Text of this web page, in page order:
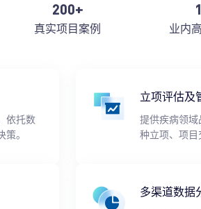
200+
真实项目案例 业内
依托数
。
立项评估及
提供疾病领域
种立项、项目
多渠道数据